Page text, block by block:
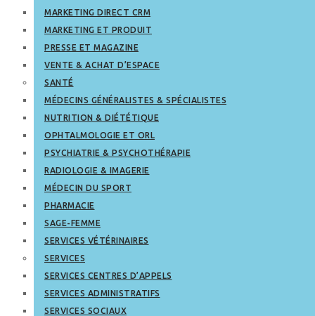
MARKETING DIRECT CRM
MARKETING ET PRODUIT
PRESSE ET MAGAZINE
VENTE & ACHAT D’ESPACE
SANTÉ
MÉDECINS GÉNÉRALISTES & SPÉCIALISTES
NUTRITION & DIÉTÉTIQUE
OPHTALMOLOGIE ET ORL
PSYCHIATRIE & PSYCHOTHÉRAPIE
RADIOLOGIE & IMAGERIE
MÉDECIN DU SPORT
PHARMACIE
SAGE-FEMME
SERVICES VÉTÉRINAIRES
SERVICES
SERVICES CENTRES D’APPELS
SERVICES ADMINISTRATIFS
SERVICES SOCIAUX